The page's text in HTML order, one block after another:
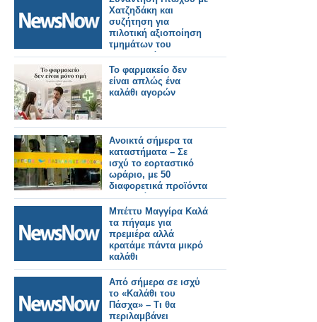
Χατζηδάκη και
συζήτηση για
πιλοτική αξιοποίηση
τμημάτων του
σιδηροδρόμου στην
Πελοπόννησο.
Το φαρμακείο δεν
είναι απλώς ένα
καλάθι αγορών
Ανοικτά σήμερα τα
καταστήματα – Σε
ισχύ το εορταστικό
ωράριο, με 50
διαφορετικά προϊόντα
το «καλάθι του
Πάσχα»
Μπέττυ Μαγγίρα Καλά
τα πήγαμε για
πρεμιέρα αλλά
κρατάμε πάντα μικρό
καλάθι
Από σήμερα σε ισχύ
το «Καλάθι του
Πάσχα» – Τι θα
περιλαμβάνει